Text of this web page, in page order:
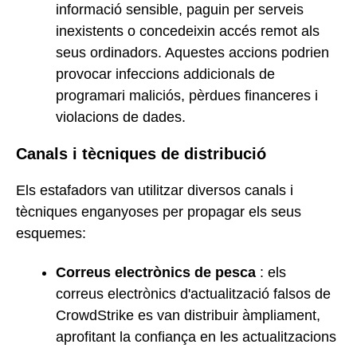
informació sensible, paguin per serveis
inexistents o concedeixin accés remot als
seus ordinadors. Aquestes accions podrien
provocar infeccions addicionals de
programari maliciós, pèrdues financeres i
violacions de dades.
Canals i tècniques de distribució
Els estafadors van utilitzar diversos canals i
tècniques enganyoses per propagar els seus
esquemes:
Correus electrònics de pesca : els
correus electrònics d'actualització falsos de
CrowdStrike es van distribuir àmpliament,
aprofitant la confiança en les actualitzacions